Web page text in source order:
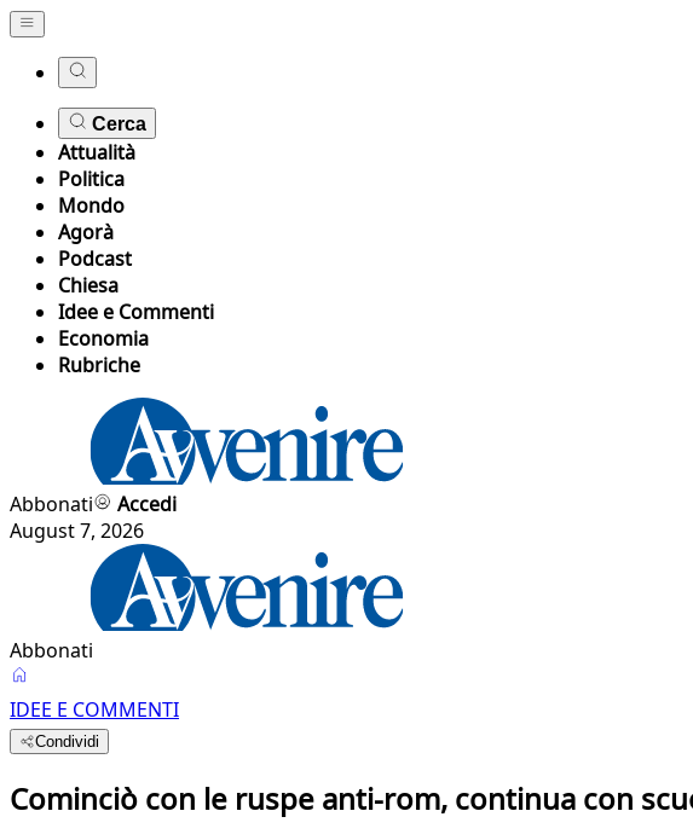
Cerca
Attualità
Politica
Mondo
Agorà
Podcast
Chiesa
Idee e Commenti
Economia
Rubriche
Abbonati
Accedi
August 7, 2026
Abbonati
IDEE E COMMENTI
Condividi
Cominciò con le ruspe anti-rom, continua con